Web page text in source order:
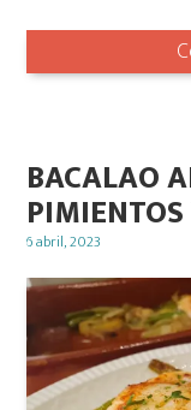
BACALAO
Posted
6 abril, 2023